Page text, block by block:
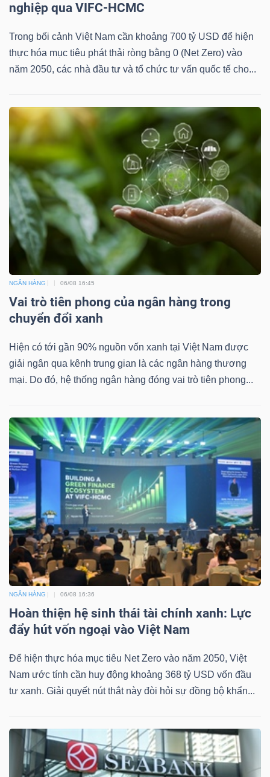
nghiệp qua VIFC-HCMC
Trong bối cảnh Việt Nam cần khoảng 700 tỷ USD để hiện
thực hóa mục tiêu phát thải ròng bằng 0 (Net Zero) vào
năm 2050, các nhà đầu tư và tổ chức tư vấn quốc tế cho...
NGÂN HÀNG 06/08 16:45
Vai trò tiên phong của ngân hàng trong
chuyển đổi xanh
Hiện có tới gần 90% nguồn vốn xanh tại Việt Nam được
giải ngân qua kênh trung gian là các ngân hàng thương
mại. Do đó, hệ thống ngân hàng đóng vai trò tiên phong...
NGÂN HÀNG 06/08 16:36
Hoàn thiện hệ sinh thái tài chính xanh: Lực
đẩy hút vốn ngoại vào Việt Nam
Để hiện thực hóa mục tiêu Net Zero vào năm 2050, Việt
Nam ước tính cần huy động khoảng 368 tỷ USD vốn đầu
tư xanh. Giải quyết nút thắt này đòi hỏi sự đồng bộ khẩn...